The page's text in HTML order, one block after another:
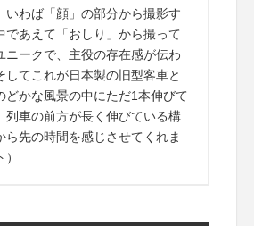
いわば「顔」の部分から撮影す
であえて「おしり」から撮って
ニークで、主役の存在感が伝わ
してこれが日本製の旧型客車と
どかな風景の中にただ1本伸びて
列車の前方が長く伸びている構
ら先の時間を感じさせてくれま